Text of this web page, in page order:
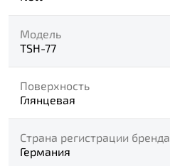
Модель
TSH-77
Поверхность
Глянцевая
Страна регистрации бренда
Германия